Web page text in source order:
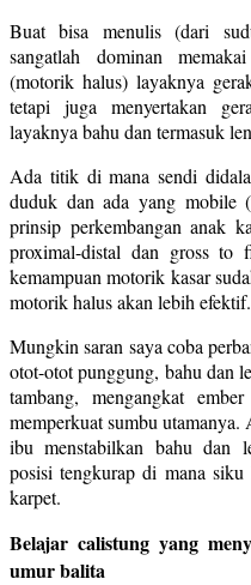
Buat bisa menulis (dari
sangatlah dominan
(motorik halus) layaknya
tetapi juga menyertakan
layaknya bahu dan termasuk
Ada titik di mana sendi
duduk dan ada yang mobile
prinsip perkembangan anak
proximal-distal dan gross
kemampuan motorik kasar
motorik halus akan lebih efektif.
Mungkin saran saya coba
otot-otot punggung, bahu dan
tambang, mengangkat
memperkuat sumbu
ibu menstabilkan bahu dan
posisi tengkurap di mana siku
karpet.
Belajar calistung yang
umur balita